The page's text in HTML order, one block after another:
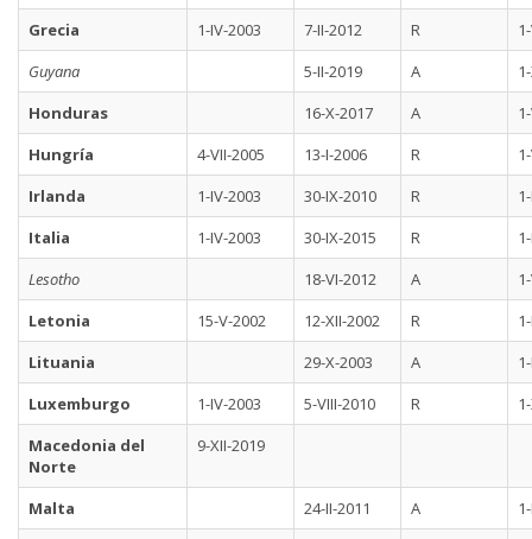
Grecia
1-IV-2003 7-II-2012 R
Guyana
5-II-2019 A
Honduras
16-X-2017 A
Hungría
4-VII-2005 13-I-2006 R
Irlanda
1-IV-2003 30-IX-2010 R
Italia
1-IV-2003 30-IX-2015 R
Lesotho
18-VI-2012 A
Letonia
15-V-2002 12-XII-2002 R
Lituania
29-X-2003 A
Luxemburgo
1-IV-2003 5-VIII-2010 R
Macedonia del
Norte
9-XII-2019
Malta 24-II-2011 A